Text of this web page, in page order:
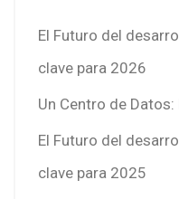
El Futuro del
clave para 2026
Un Centro de
El Futuro del
clave para 2025